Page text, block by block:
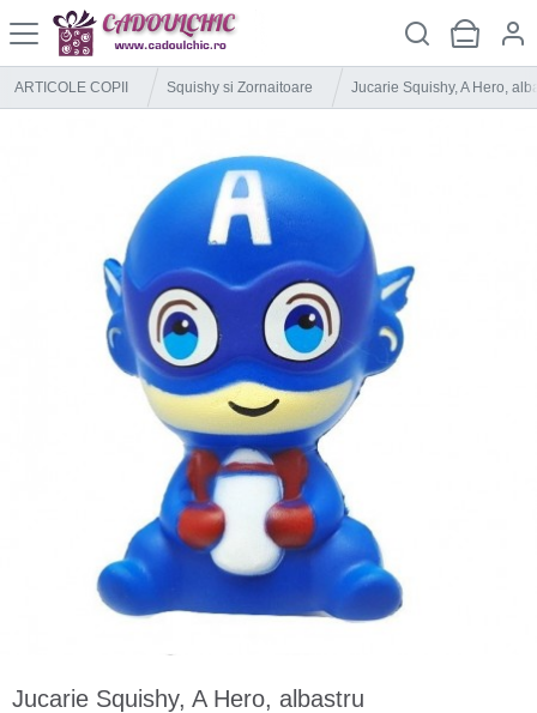
ARTICOLE COPII Squishy si Zornaitoare Jucarie Squishy, A Hero,
Jucarie Squishy, A Hero, albastru